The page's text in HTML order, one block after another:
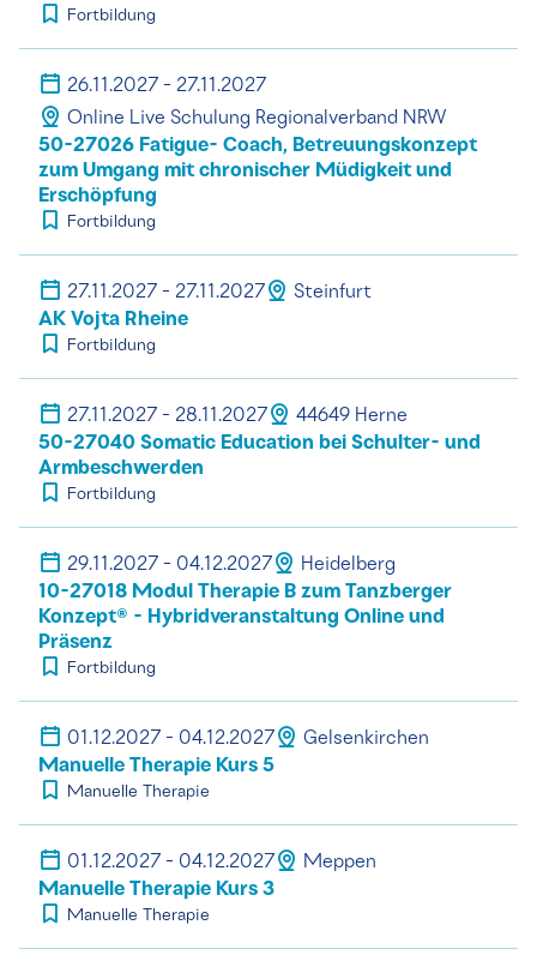
Fortbildung
26.11.2027 - 27.11.2027
Online Live Schulung Regionalverband NRW
50-27026 Fatigue- Coach, Betreuungskonzept
zum Umgang mit chronischer Müdigkeit und
Erschöpfung
Fortbildung
27.11.2027 - 27.11.2027 Steinfurt
AK Vojta Rheine
Fortbildung
27.11.2027 - 28.11.2027 44649 Herne
50-27040 Somatic Education bei Schulter- und
Armbeschwerden
Fortbildung
29.11.2027 - 04.12.2027 Heidelberg
10-27018 Modul Therapie B zum Tanzberger
Konzept® - Hybridveranstaltung Online und
Präsenz
Fortbildung
01.12.2027 - 04.12.2027 Gelsenkirchen
Manuelle Therapie Kurs 5
Manuelle Therapie
01.12.2027 - 04.12.2027 Meppen
Manuelle Therapie Kurs 3
Manuelle Therapie